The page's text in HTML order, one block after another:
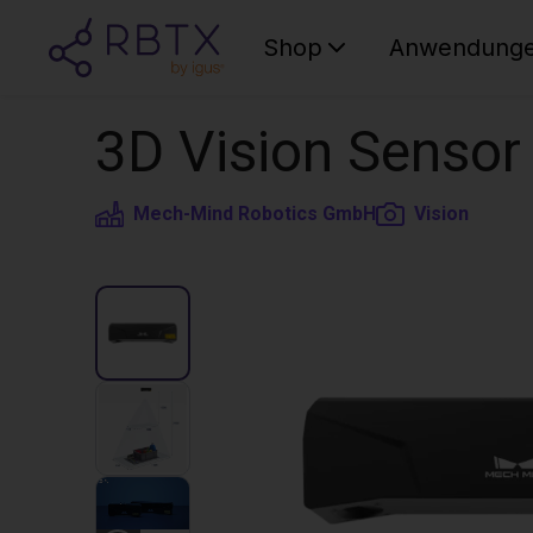
Shop
3D Vision
Mech-Mind Robotics GmbH Vision